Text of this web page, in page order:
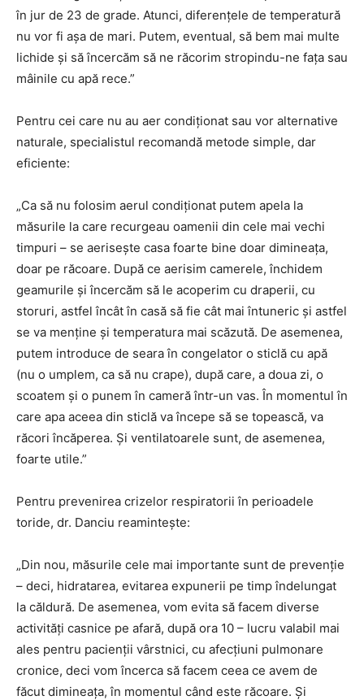
în jur de 23 de grade. Atunci, diferențele de temperatură
nu vor fi așa de mari. Putem, eventual, să bem mai multe
lichide și să încercăm să ne răcorim stropindu-ne fața sau
mâinile cu apă rece.”
Pentru cei care nu au aer condiționat sau vor alternative
naturale, specialistul recomandă metode simple, dar
eficiente:
„Ca să nu folosim aerul condiționat putem apela la
măsurile la care recurgeau oamenii din cele mai vechi
timpuri – se aerisește casa foarte bine doar dimineața,
doar pe răcoare. După ce aerisim camerele, închidem
geamurile și încercăm să le acoperim cu draperii, cu
storuri, astfel încât în casă să fie cât mai întuneric și astfel
se va menține și temperatura mai scăzută. De asemenea,
putem introduce de seara în congelator o sticlă cu apă
(nu o umplem, ca să nu crape), după care, a doua zi, o
scoatem și o punem în cameră într-un vas. În momentul în
care apa aceea din sticlă va începe să se topească, va
răcori încăperea. Și ventilatoarele sunt, de asemenea,
foarte utile.”
Pentru prevenirea crizelor respiratorii în perioadele
toride, dr. Danciu reamintește:
„Din nou, măsurile cele mai importante sunt de prevenție
– deci, hidratarea, evitarea expunerii pe timp îndelungat
la căldură. De asemenea, vom evita să facem diverse
activități casnice pe afară, după ora 10 – lucru valabil mai
ales pentru pacienții vârstnici, cu afecțiuni pulmonare
cronice, deci vom încerca să facem ceea ce avem de
făcut dimineața, în momentul când este răcoare. Și